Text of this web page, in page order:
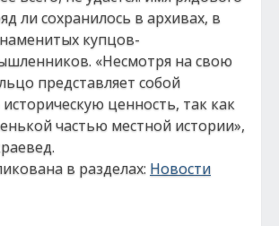
ли сохранилось в архивах, в
купцов-
«Несмотря на свою
представляет собой
ценность, так как
частью местной истории»,
в разделах: Новости